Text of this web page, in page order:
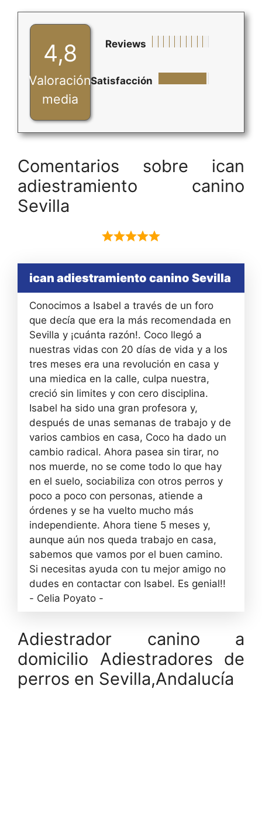
4,8
Valoración
media
Reviews
Satisfacción
Comentarios sobre ican
adiestramiento canino
Sevilla
ican adiestramiento canino Sevilla
Conocimos a Isabel a través de un foro
que decía que era la más recomendada en
Sevilla y ¡cuánta razón!. Coco llegó a
nuestras vidas con 20 días de vida y a los
tres meses era una revolución en casa y
una miedica en la calle, culpa nuestra,
creció sin limites y con cero disciplina.
Isabel ha sido una gran profesora y,
después de unas semanas de trabajo y de
varios cambios en casa, Coco ha dado un
cambio radical. Ahora pasea sin tirar, no
nos muerde, no se come todo lo que hay
en el suelo, sociabiliza con otros perros y
poco a poco con personas, atiende a
órdenes y se ha vuelto mucho más
independiente. Ahora tiene 5 meses y,
aunque aún nos queda trabajo en casa,
sabemos que vamos por el buen camino.
Si necesitas ayuda con tu mejor amigo no
dudes en contactar con Isabel. Es genial!!
- Celia Poyato -
Adiestrador canino a
domicilio Adiestradores de
perros en Sevilla,Andalucía